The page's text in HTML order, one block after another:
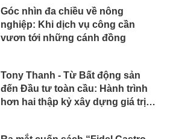
Góc nhìn đa chiều về nông
nghiệp: Khi dịch vụ công cần
vươn tới những cánh đồng
Tony Thanh - Từ Bất động sản
đến Đầu tư toàn cầu: Hành trình
hơn hai thập kỷ xây dựng giá trị